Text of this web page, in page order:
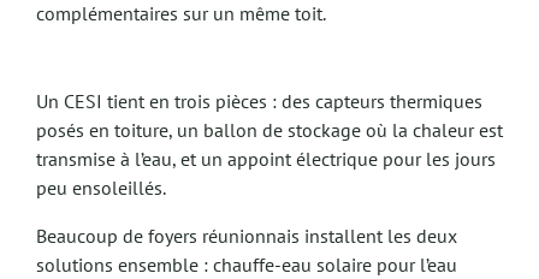
complémentaires sur un même toit.
Un CESI tient en trois pièces : des capteurs thermiques
posés en toiture, un ballon de stockage où la chaleur est
transmise à l’eau, et un appoint électrique pour les jours
peu ensoleillés.
Beaucoup de foyers réunionnais installent les deux
solutions ensemble : chauffe-eau solaire pour l’eau